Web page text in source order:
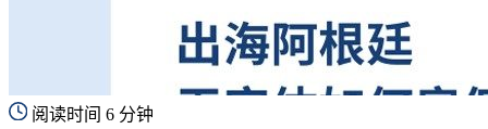
阅读时间 6 分钟